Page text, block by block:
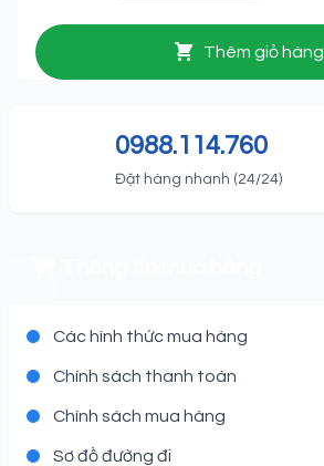
Thêm giỏ hàng
0988.114.760
Đặt hàng nhanh (24/24)
Các hình thức mua hàng
Chính sách thanh toán
Chính sách mua hàng
Sơ đồ đường đi